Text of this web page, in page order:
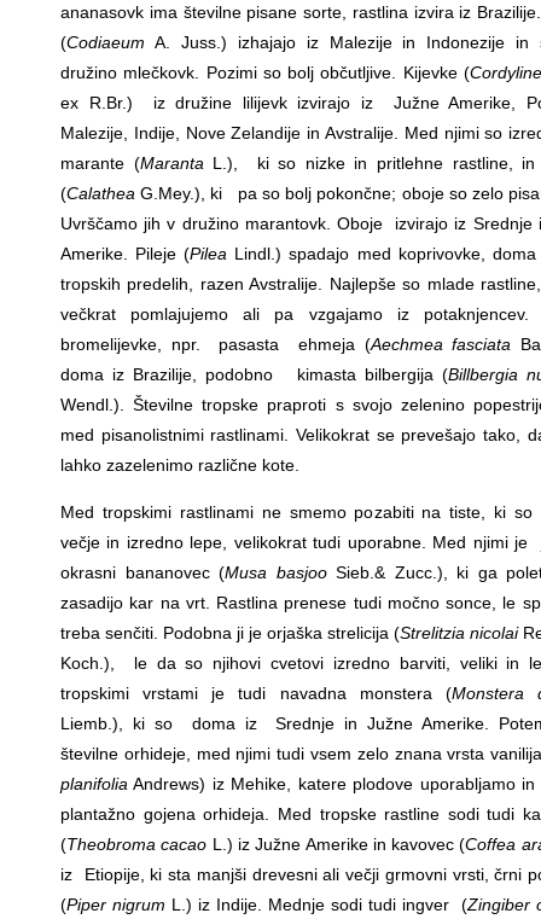
ananasovk ima številne pisane sorte, rastlina izvira iz
(Codiaeum A. Juss.) izhajajo iz Malezije in Indonezije in
družino mlečkovk. Pozimi so bolj občutljive. Kijevke (Cordyline
ex R.Br.) iz družine lilijevk izvirajo iz Južne Amerike,
Malezije, Indije, Nove Zelandije in Avstralije. Med njimi so
marante (MarantaL.), ki so nizke in pritlehne rastline, in
(Calathea G.Mey.), ki pa so bolj pokončne; oboje so zelo
Uvrščamo jih v družino marantovk. Oboje izvirajo iz Srednje
Amerike. Pileje (Pilea Lindl.) spadajo med koprivovke,
tropskih predelih, razen Avstralije. Najlepše so mlade
večkrat pomlajujemo ali pa vzgajamo iz potaknjencev.
bromelijevke, npr. pasasta ehmeja (Aechmea fasciata
doma iz Brazilije, podobno kimasta bilbergija (Billbergia
Wendl.). Številne tropske praproti s svojo zelenino
med pisanolistnimi rastlinami. Velikokrat se prevešajo tako,
lahko zazelenimo različne kote.
Med tropskimi rastlinami ne smemo pozabiti na tiste, ki so
večje in izredno lepe, velikokrat tudi uporabne. Med njimi je
okrasni bananovec (Musa basjooSieb.& Zucc.), ki ga
zasadijo kar na vrt. Rastlina prenese tudi močno sonce, le
treba senčiti. Podobna ji je orjaška strelicija (Strelitzia nicolai
Koch.), le da so njihovi cvetovi izredno barviti, veliki in
tropskimi vrstami je tudi navadna monstera (Monstera
Liemb.), ki so doma iz Srednje in Južne Amerike.
številne orhideje, med njimi tudi vsem zelo znana vrsta
planifolia Andrews) iz Mehike, katere plodove uporabljamo in
plantažno gojena orhideja. Med tropske rastline sodi tudi
(Theobroma cacao L.) iz Južne Amerike in kavovec (Coffea
iz Etiopije, ki sta manjši drevesni ali večji grmovni vrsti, črni
(Piper nigrum L.) iz Indije. Mednje sodi tudi ingver (Zingiber